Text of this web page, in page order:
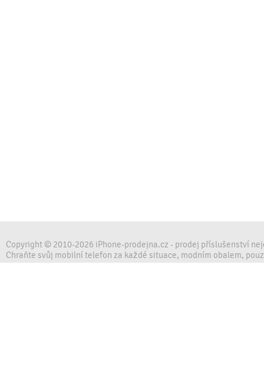
Copyright © 2010-2026 iPhone-prodejna.cz - prodej příslušenství
Chraňte svůj mobilní telefon za každé situace, modním obalem,